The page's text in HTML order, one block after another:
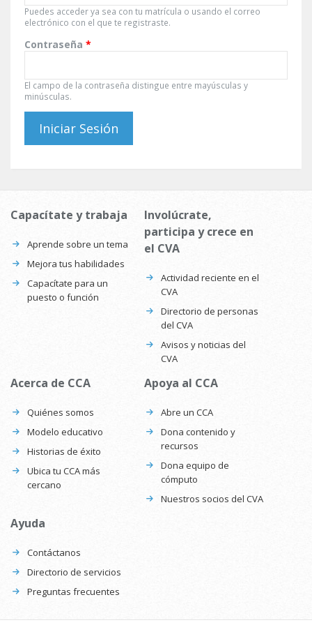
Puedes acceder ya sea con tu matrícula o usando el correo
electrónico con el que te registraste.
Contraseña *
El campo de la contraseña distingue entre mayúsculas y
minúsculas.
Capacítate y trabaja
Aprende sobre un tema
Mejora tus habilidades
Capacítate para un
puesto o función
Involúcrate,
participa y crece en
el CVA
Actividad reciente en el
CVA
Directorio de personas
del CVA
Avisos y noticias del
CVA
Acerca de CCA
Quiénes somos
Modelo educativo
Historias de éxito
Ubica tu CCA más
cercano
Apoya al CCA
Abre un CCA
Dona contenido y
recursos
Dona equipo de
cómputo
Nuestros socios del CVA
Ayuda
Contáctanos
Directorio de servicios
Preguntas frecuentes